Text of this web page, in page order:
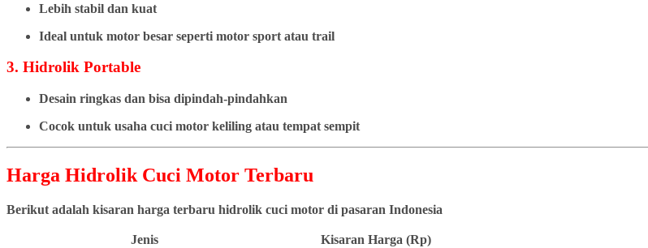
Lebih stabil dan kuat
Ideal untuk motor besar seperti motor sport atau trail
3. Hidrolik Portable
Desain ringkas dan bisa dipindah-pindahkan
Cocok untuk usaha cuci motor keliling atau tempat sempit
Harga Hidrolik Cuci Motor Terbaru
Berikut adalah kisaran harga terbaru hidrolik cuci motor di pasaran Indonesia
Jenis Kisaran Harga (Rp)